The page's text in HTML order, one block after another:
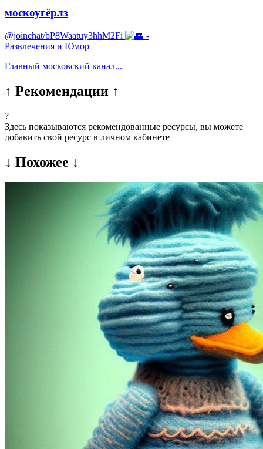
москоугёрлз
@joinchat/bP8Waatuy3hhM2Fi
-
Развлечения и Юмор
Главный московский канал...
↑ Рекомендации ↑
?
Здесь показываются рекомендованные ресурсы, вы можете
добавить свой ресурс в личном кабинете
↓ Похожее ↓